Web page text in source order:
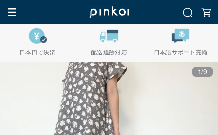
日本円で決済 配送追跡対応 日本語サポート完備
1/9